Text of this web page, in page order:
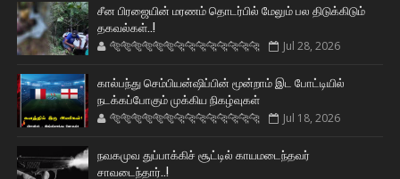
சீன பிரஜையின் மரணம் தொடர்பில் மேலும் பல திடுக்கிடும்
தகவல்கள்..!
🐅🐅🐅🐅🐅🐅🐆🐆🐆🐆🐆🐆🐆🐆 Jul 28, 2026
கால்பந்து செம்பியன்ஷிப்பின் மூன்றாம் இட போட்டியில்
நடக்கப்போகும் முக்கிய நிகழ்வுகள்
🐅🐅🐅🐅🐅🐅🐆🐆🐆🐆🐆🐆🐆🐆 Jul 18, 2026
நவகமுவ துப்பாக்கிச் சூட்டில் காயமடைந்தவர்
சாவடைந்தார்..!